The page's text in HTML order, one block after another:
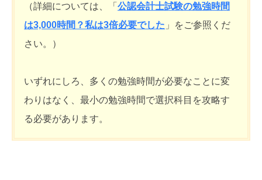
（詳細については、「 公認会計士試験の勉強時間
は3,000時間？私は3倍必要でした 」をご参照くだ
さい。）
いずれにしろ、多くの勉強時間が必要なことに変
わりはなく、最小の勉強時間で選択科目を攻略す
る必要があります。